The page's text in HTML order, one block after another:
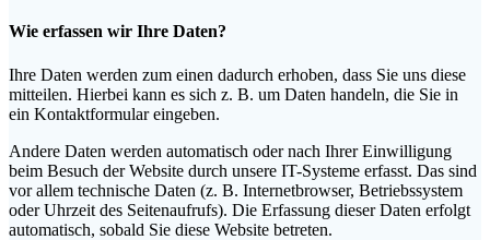
Wie erfassen wir Ihre Daten?
Ihre Daten werden zum einen dadurch erhoben, dass Sie uns diese
mitteilen. Hierbei kann es sich z. B. um Daten handeln, die Sie in
ein Kontaktformular eingeben.
Andere Daten werden automatisch oder nach Ihrer Einwilligung
beim Besuch der Website durch unsere IT-Systeme erfasst. Das sind
vor allem technische Daten (z. B. Internetbrowser, Betriebssystem
oder Uhrzeit des Seitenaufrufs). Die Erfassung dieser Daten erfolgt
automatisch, sobald Sie diese Website betreten.